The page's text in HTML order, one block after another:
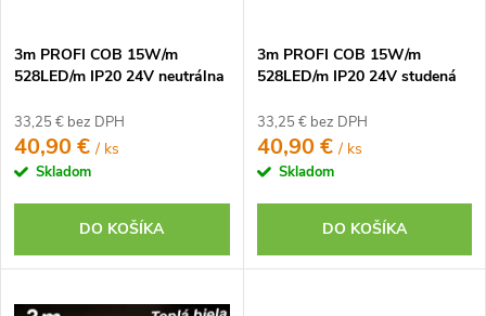
k
t
o
v
k
o
v
3m PROFI COB 15W/m
528LED/m IP20 24V neutrálna
33,25 € bez DPH
40,90 €/ ks
Skladom
DO KOŠÍKA
3m PROFI COB 15W/m
528LED/m IP20 24V studená
33,25 € bez DPH
40,90 €/ ks
Skladom
DO KOŠÍKA